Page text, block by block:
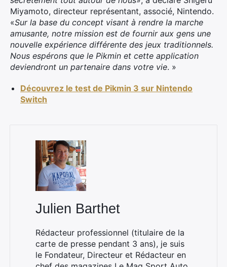
Miyamoto, directeur représentant, associé, Nintendo.
«Sur la base du concept visant à rendre la marche
amusante, notre mission est de fournir aux gens une
nouvelle expérience différente des jeux traditionnels.
Nous espérons que le Pikmin et cette application
deviendront un partenaire dans votre vie. »
Découvrez le test de Pikmin 3 sur Nintendo
Switch
Julien Barthet
Rédacteur professionnel (titulaire de la
carte de presse pendant 3 ans), je suis
le Fondateur, Directeur et Rédacteur en
Rechercher